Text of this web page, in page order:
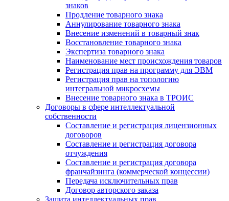
знаков
Продление товарного знака
Аннулирование товарного знака
Внесение изменений в товарный знак
Восстановление товарного знака
Экспертиза товарного знака
Наименование мест происхождения товаров
Регистрация прав на программу для ЭВМ
Регистрация прав на топологию
интегральной микросхемы
Внесение товарного знака в ТРОИС
Договоры в сфере интеллектуальной
собственности
Составление и регистрация лицензионных
договоров
Составление и регистрация договора
отчуждения
Составление и регистрация договора
франчайзинга (коммерческой концессии)
Передача исключительных прав
Договор авторского заказа
Защита интеллектуальных прав